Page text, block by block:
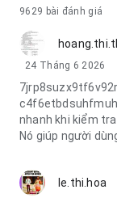
9629 bài đánh giá
24 Tháng 6 2026
nhanh khi kiểm
Nó giúp người
le.thi.hoa